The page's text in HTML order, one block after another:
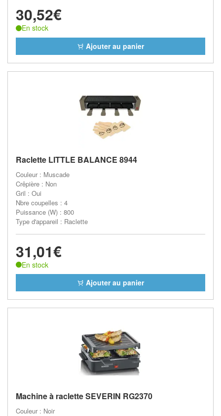
30,52€
En stock
Ajouter au panier
Raclette LITTLE BALANCE 8944
Couleur : Muscade
Crêpière : Non
Gril : Oui
Nbre coupelles : 4
Puissance (W) : 800
Type d'appareil : Raclette
31,01€
En stock
Ajouter au panier
Machine à raclette SEVERIN RG2370
Couleur : Noir